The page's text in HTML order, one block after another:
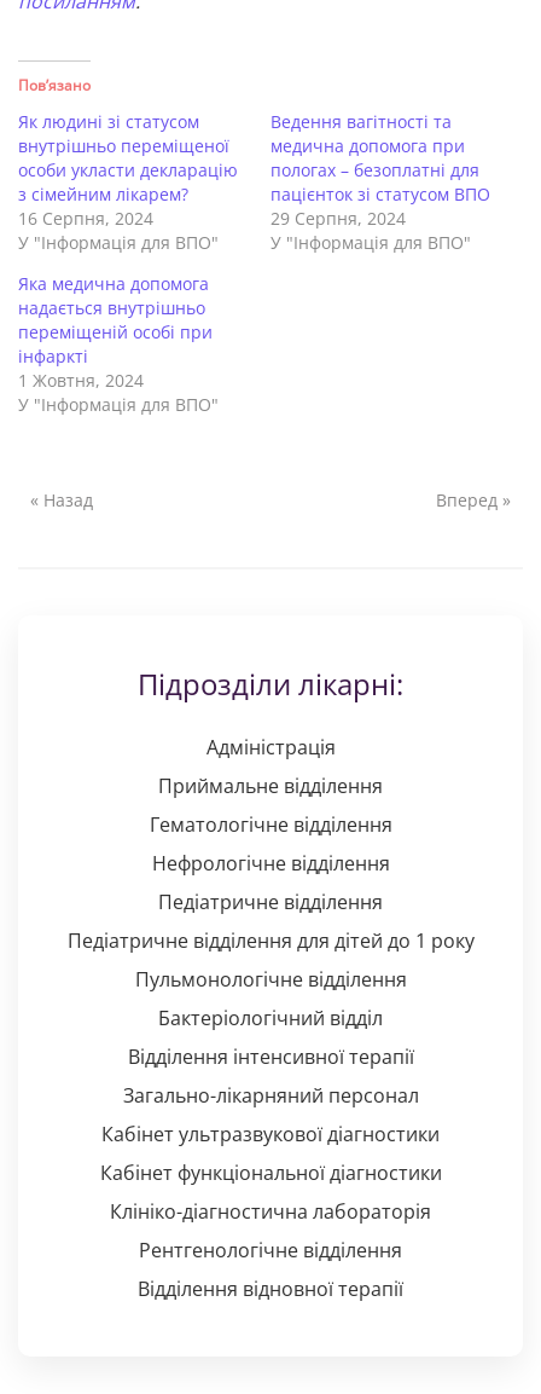
Пов’язано
Як людині зі статусом
внутрішньо переміщеної
особи укласти декларацію
з сімейним лікарем?
16 Серпня, 2024
У "Інформація для ВПО"
Ведення вагітності та
медична допомога при
пологах – безоплатні для
пацієнток зі статусом ВПО
29 Серпня, 2024
У "Інформація для ВПО"
Яка медична допомога
надається внутрішньо
переміщеній особі при
інфаркті
1 Жовтня, 2024
У "Інформація для ВПО"
« Назад Вперед »
Підрозділи лікарні:
Адміністрація
Приймальне відділення
Гематологічне відділення
Нефрологічне відділення
Педіатричне відділення
Педіатричне відділення для дітей до 1 року
Пульмонологічне відділення
Бактеріологічний відділ
Відділення інтенсивної терапії
Загально-лікарняний персонал
Кабінет ультразвукової діагностики
Кабінет функціональної діагностики
Клініко-діагностична лабораторія
Рентгенологічне відділення
Відділення відновної терапії